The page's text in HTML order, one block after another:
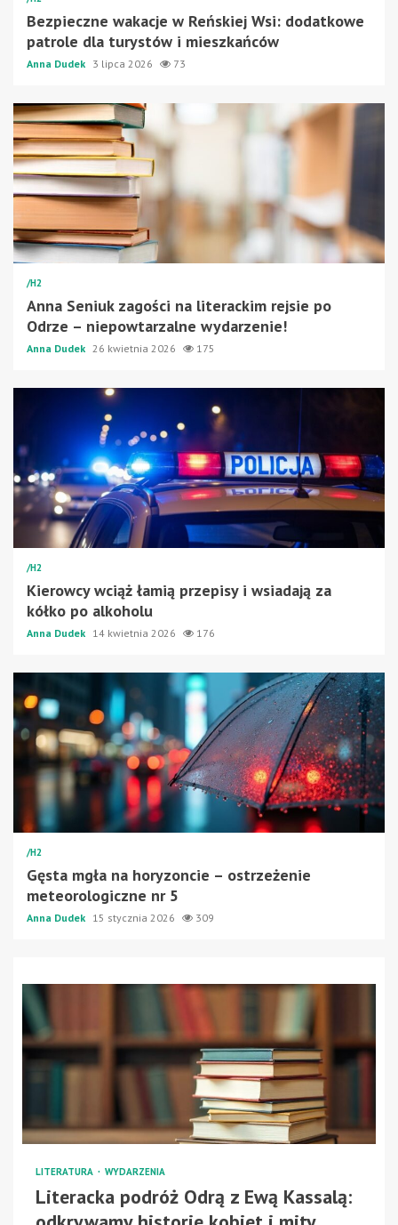
Bezpieczne wakacje w Reńskiej Wsi: dodatkowe
patrole dla turystów i mieszkańców
Anna Dudek 3 lipca 2026 73
/H2
Anna Seniuk zagości na literackim rejsie po
Odrze – niepowtarzalne wydarzenie!
Anna Dudek 26 kwietnia 2026 175
/H2
Kierowcy wciąż łamią przepisy i wsiadają za
kółko po alkoholu
Anna Dudek 14 kwietnia 2026 176
/H2
Gęsta mgła na horyzoncie – ostrzeżenie
meteorologiczne nr 5
Anna Dudek 15 stycznia 2026 309
LITERATURA WYDARZENIA
Literacka podróż Odrą z Ewą Kassalą: